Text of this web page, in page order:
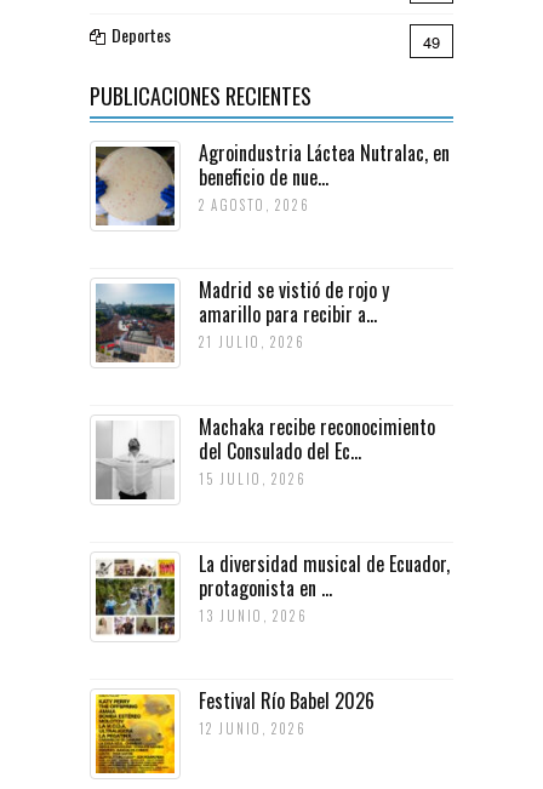
Deportes 49
PUBLICACIONES RECIENTES
Agroindustria Láctea Nutralac, en
beneficio de nue...
2 AGOSTO, 2026
Madrid se vistió de rojo y
amarillo para recibir a...
21 JULIO, 2026
Machaka recibe reconocimiento
del Consulado del Ec...
15 JULIO, 2026
La diversidad musical de Ecuador,
protagonista en ...
13 JUNIO, 2026
Festival Río Babel 2026
12 JUNIO, 2026